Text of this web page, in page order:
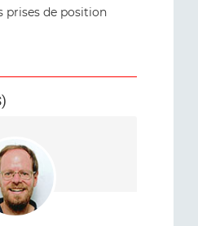
prises de position